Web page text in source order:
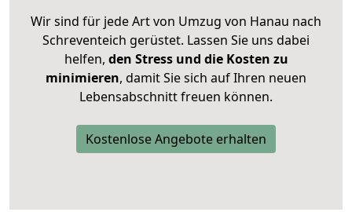
Wir sind für jede Art von Umzug von Hanau nach
Schreventeich gerüstet. Lassen Sie uns dabei
helfen, den Stress und die Kosten zu
minimieren, damit Sie sich auf Ihren neuen
Lebensabschnitt freuen können.
Kostenlose Angebote erhalten